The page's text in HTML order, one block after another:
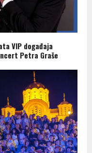
VIP događaja
Petra Graše